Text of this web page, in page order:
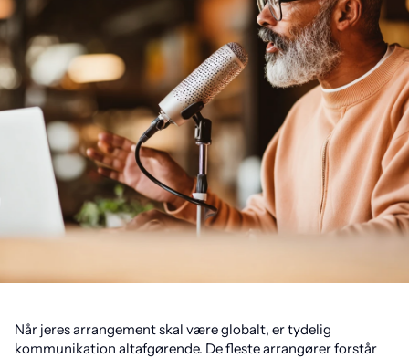
Når jeres arrangement skal være globalt, er tydelig
kommunikation altafgørende. De fleste arrangører forstår